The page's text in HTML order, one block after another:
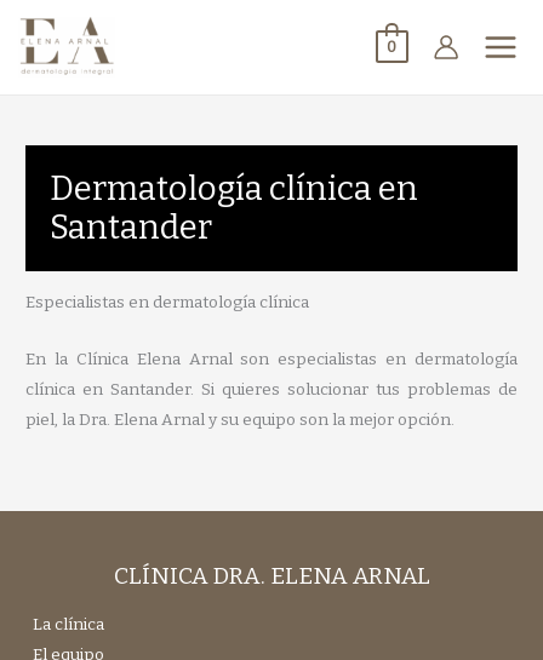
0
Dermatología clínica en
Santander
Especialistas en dermatología clínica
En la Clínica Elena Arnal son especialistas en dermatología
clínica en Santander. Si quieres solucionar tus problemas de
piel, la Dra. Elena Arnal y su equipo son la mejor opción.
CLÍNICA DRA. ELENA ARNAL
La clínica
El equipo